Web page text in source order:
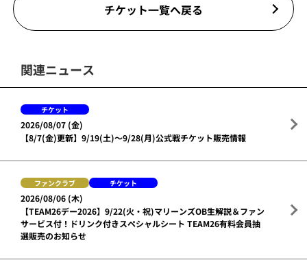
チケット一覧へ戻る
関連ニュース
チケット
2026/08/07 (金)
【8/7(金)更新】9/19(土)～9/28(月)公式戦チケット販売情報
ファンクラブ チケット
2026/08/06 (木)
【TEAM26デー2026】9/22(火・祝)マリーンズOB生解説＆ファン
サービス付！ドリンク付きスペシャルシート TEAM26有料会員抽
選販売のお知らせ